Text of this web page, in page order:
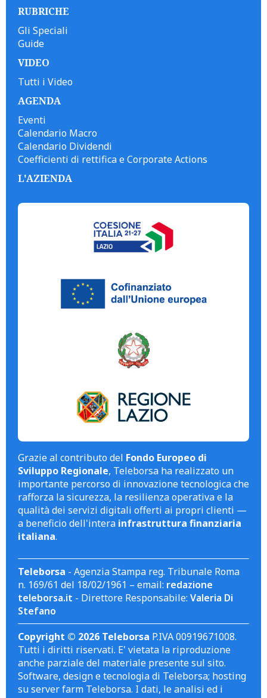
RUBRICHE
Gli Speciali
Guide
VIDEO
Tutti i Video
AGENDA
Eventi
Calendario Macro
Calendario Dividendi
Coefficienti di rettifica e Corporate Actions
L'AZIENDA
Grazie al contributo del Fondo Europeo di
Sviluppo Regionale, Teleborsa ha realizzato un
importante percorso di innovazione tecnologica che
rafforza la sicurezza, la resilienza operativa e la
qualità dei servizi digitali offerti ai propri clienti —
a beneficio dell'intera infrastruttura finanziaria
italiana.
Teleborsa - Agenzia Stampa reg. Tribunale Roma
n. 169/61 del 18/02/1961 – email: redazione
teleborsa.it - Direttore Responsabile: Valeria Di
Stefano
Copyright © 2026 Teleborsa P.IVA 00919671008.
Tutti i diritti riservati. E' vietata la riproduzione
anche parziale del materiale presente sul sito.
Software, design e tecnologia di Teleborsa; hosting
su server farm Teleborsa. I dati, le analisi ed i